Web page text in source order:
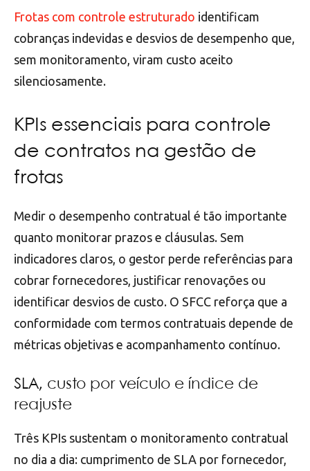
Frotas com controle estruturado identificam
cobranças indevidas e desvios de desempenho que,
sem monitoramento, viram custo aceito
silenciosamente.
KPIs essenciais para controle
de contratos na gestão de
frotas
Medir o desempenho contratual é tão importante
quanto monitorar prazos e cláusulas. Sem
indicadores claros, o gestor perde referências para
cobrar fornecedores, justificar renovações ou
identificar desvios de custo. O SFCC reforça que a
conformidade com termos contratuais depende de
métricas objetivas e acompanhamento contínuo.
SLA, custo por veículo e índice de
reajuste
Três KPIs sustentam o monitoramento contratual
no dia a dia: cumprimento de SLA por fornecedor,